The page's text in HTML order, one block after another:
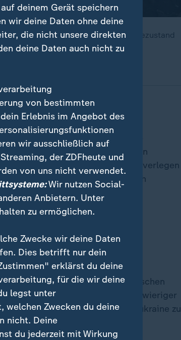
Krim haben den Ausnahmezustand
Infrastruktur der Krim an.
erfolgreich: Anhaltende
nach erheblichen Verlusten
nach Noworossijsk zu verlegen
auf der Krim praktisch
militärischen wie politischen
eingeschränkt wird, desto schwieriger
gegen die Südukraine zu
deinem Gerät speichern
wir deine Daten ohne deine
die nicht unsere direkten
deine Daten auch nicht zu
von bestimmten
Erlebnis im Angebot des
wir ausschließlich auf
der ZDFheute und
von uns nicht verwendet.
Wir nutzen Social-
Anbietern. Unter
zu ermöglichen.
Zwecke wir deine Daten
Dies betrifft nur dein
erklärst du deine
für die wir deine
legst unter
Zwecken du deine
nicht. Deine
du jederzeit mit Wirkung